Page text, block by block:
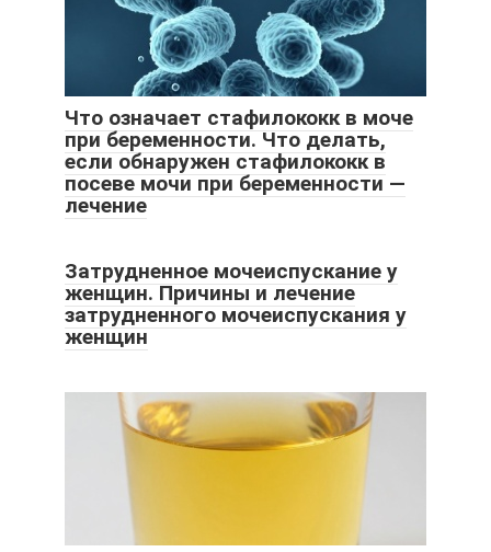
Что означает стафилококк в моче
при беременности. Что делать,
если обнаружен стафилококк в
посеве мочи при беременности —
лечение
Затрудненное мочеиспускание у
женщин. Причины и лечение
затрудненного мочеиспускания у
женщин